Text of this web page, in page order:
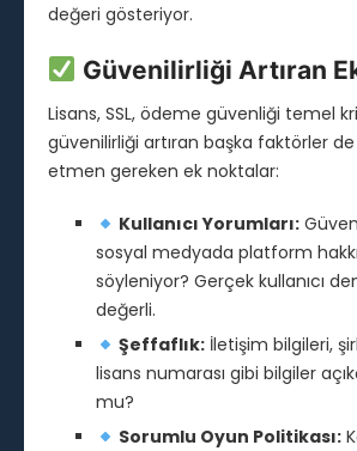
değeri gösteriyor.
Güvenilirliği Artıran
Lisans, SSL, ödeme güvenliği temel
güvenilirliği artıran başka faktörler
etmen gereken ek noktalar:
Kullanıcı Yorumları:
sosyal medyada platform
söyleniyor? Gerçek kullanıcı
değerli.
Şeffaflık:İletişim bilgileri,
lisans numarası gibi bilgiler
mu?
Sorumlu Oyun Politikası: